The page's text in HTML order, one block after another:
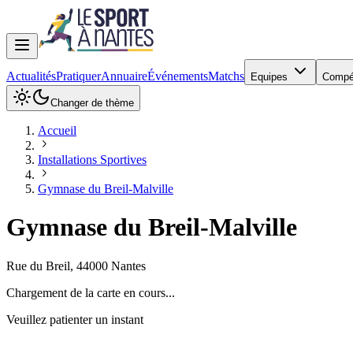
ActualitésPratiquerAnnuaireÉvénementsMatchs Equipes
Changer de thème
Accueil
Installations Sportives
Gymnase du Breil-Malville
Gymnase du Breil-Malville
Rue du Breil, 44000 Nantes
Chargement de la carte en cours...
Veuillez patienter un instant